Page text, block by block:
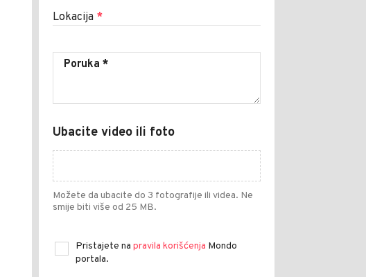
Lokacija *
Ubacite video ili foto
Možete da ubacite do 3 fotografije ili videa. Ne
smije biti više od 25 MB.
Pristajete na pravila korišćenja Mondo
portala.